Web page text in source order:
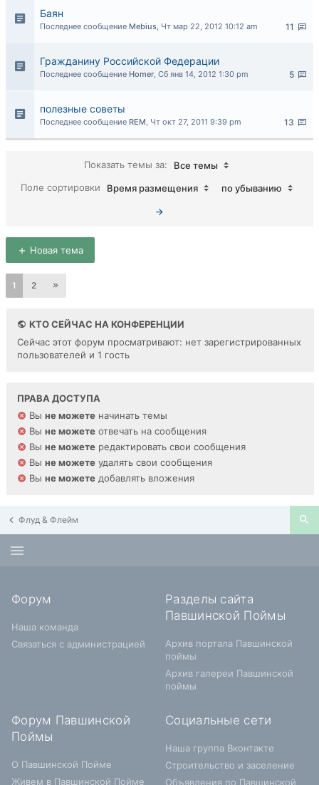
Баян
11
Последнее сообщение Mebius, Чт мар 22, 2012 10:12 am
Гражданину Российской Федерации
5
Последнее сообщение Homer, Сб янв 14, 2012 1:30 pm
полезные советы
13
Последнее сообщение REM, Чт окт 27, 2011 9:39 pm
Показать темы за:
Все темы
Поле сортировки
Время размещения по убыванию
Новая тема
1 2
КТО СЕЙЧАС НА КОНФЕРЕНЦИИ
Сейчас этот форум просматривают: нет зарегистрированных
пользователей и 1 гость
ПРАВА ДОСТУПА
Вы не можете начинать темы
Вы не можете отвечать на сообщения
Вы не можете редактировать свои сообщения
Вы не можете удалять свои сообщения
Вы не можете добавлять вложения
Флуд & Флейм
Форум
Наша команда
Связаться с администрацией
Разделы сайта
Павшинской Поймы
Архив портала Павшинской
поймы
Архив галереи Павшинской
поймы
Форум Павшинской
Поймы
О Павшинской Пойме
Живем в Павшинской Пойме
Социальные сети
Наша группа Вконтакте
Строительство и заселение
Объявления по Павшинской